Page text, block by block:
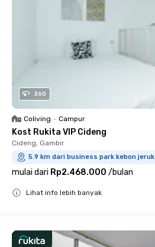
360
Coliving • Campur
Kost Rukita VIP Cideng
Cideng, Gambir
5.9 km dari business park kebon jeruk
mulai dari Rp2.468.000 /bulan
Lihat info lebih banyak